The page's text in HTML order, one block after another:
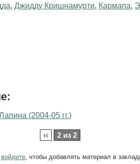
Джидду Кришнамурти Кармапа
(2004-05 гг.)
‹‹ 2 из 2
войдите , чтобы добавлять материал в